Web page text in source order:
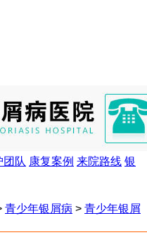
团队 康复案例 来院路线 银
青少年银屑病 > 青少年银屑